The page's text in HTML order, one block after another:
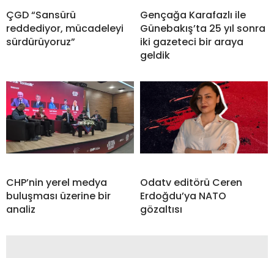
ÇGD “Sansürü
reddediyor, mücadeleyi
sürdürüyoruz”
Gençağa Karafazlı ile
Günebakış’ta 25 yıl sonra
iki gazeteci bir araya
geldik
CHP’nin yerel medya
buluşması üzerine bir
analiz
Odatv editörü Ceren
Erdoğdu’ya NATO
gözaltısı